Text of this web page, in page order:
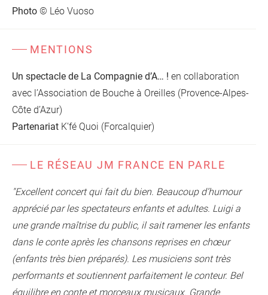
Photo © Léo Vuoso
MENTIONS
Un spectacle de La Compagnie d’A… ! en collaboration
avec l’Association de Bouche à Oreilles (Provence-Alpes-
Côte d’Azur)
Partenariat K’fé Quoi (Forcalquier)
LE RÉSEAU JM FRANCE EN PARLE
"Excellent concert qui fait du bien. Beaucoup d’humour
apprécié par les spectateurs enfants et adultes. Luigi a
une grande maîtrise du public, il sait ramener les enfants
dans le conte après les chansons reprises en chœur
(enfants très bien préparés). Les musiciens sont très
performants et soutiennent parfaitement le conteur. Bel
équilibre en conte et morceaux musicaux. Grande